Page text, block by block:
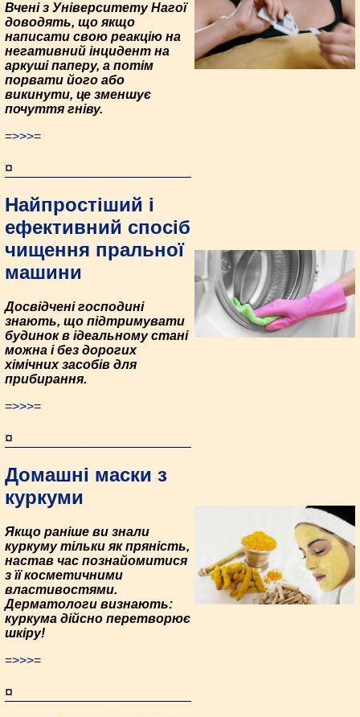
Вчені з Університету Нагої
доводять, що якщо
написати свою реакцію на
негативний інцидент на
аркуші паперу, а потім
порвати його або
викинути, це зменшує
почуття гніву.
=>>>=
¤
Найпростіший і
ефективний спосіб
чищення пральної
машини
Досвідчені господині
знають, що підтримувати
будинок в ідеальному стані
можна і без дорогих
хімічних засобів для
прибирання.
=>>>=
¤
Домашні маски з
куркуми
Якщо раніше ви знали
куркуму тільки як пряність,
настав час познайомитися
з її косметичними
властивостями.
Дерматологи визнають:
куркума дійсно перетворює
шкіру!
=>>>=
¤